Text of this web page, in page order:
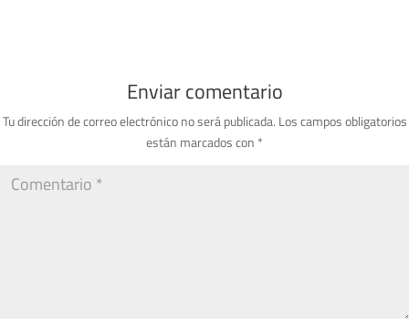
Enviar comentario
Tu dirección de correo electrónico no será publicada. Los campos obligatorios
están marcados con *